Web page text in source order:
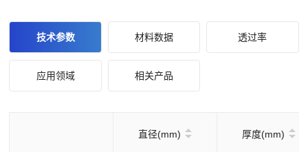
技术参数 材料数据 透过率
应用领域 相关产品
直径(mm) 厚度(mm)